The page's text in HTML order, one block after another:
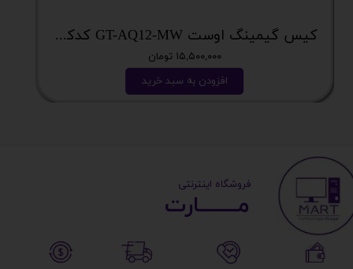
کیس گیمینگ اوست GT-AQ12-MW کدکالا 5628
۱۵,۵۰۰,۰۰۰ تومان
افزودن به سبد خرید
مــــــــارت​​​​​​
​ ​فروشگاه اینترنتی